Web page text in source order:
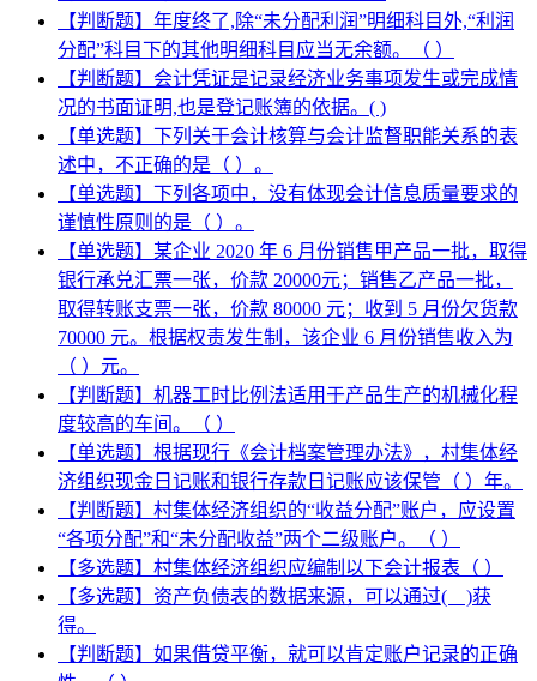
【判断题】年度终了,除“未分配利润”明细科目外,“利润
分配”科目下的其他明细科目应当无余额。（ ）
【判断题】会计凭证是记录经济业务事项发生或完成情
况的书面证明,也是登记账簿的依据。( )
【单选题】下列关于会计核算与会计监督职能关系的表
述中，不正确的是（ ）。
【单选题】下列各项中，没有体现会计信息质量要求的
谨慎性原则的是（ ）。
【单选题】某企业 2020 年 6 月份销售甲产品一批，取得
银行承兑汇票一张，价款 20000元；销售乙产品一批，
取得转账支票一张，价款 80000 元；收到 5 月份欠货款
70000 元。根据权责发生制，该企业 6 月份销售收入为
（ ）元。
【判断题】机器工时比例法适用于产品生产的机械化程
度较高的车间。（ ）
【单选题】根据现行《会计档案管理办法》，村集体经
济组织现金日记账和银行存款日记账应该保管（ ）年。
【判断题】村集体经济组织的“收益分配”账户，应设置
“各项分配”和“未分配收益”两个二级账户。（ ）
【多选题】村集体经济组织应编制以下会计报表（ ）
【多选题】资产负债表的数据来源，可以通过( )获
得。
【判断题】如果借贷平衡，就可以肯定账户记录的正确